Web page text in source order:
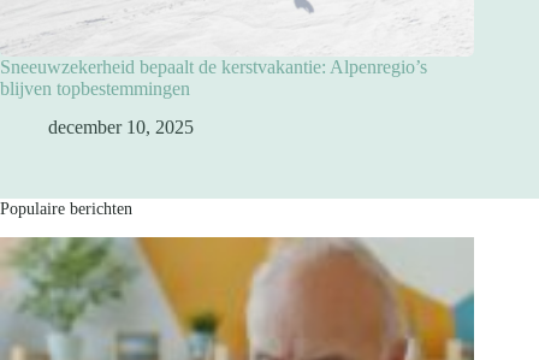
Sneeuwzekerheid bepaalt de kerstvakantie: Alpenregio’s
blijven topbestemmingen
december 10, 2025
Populaire berichten